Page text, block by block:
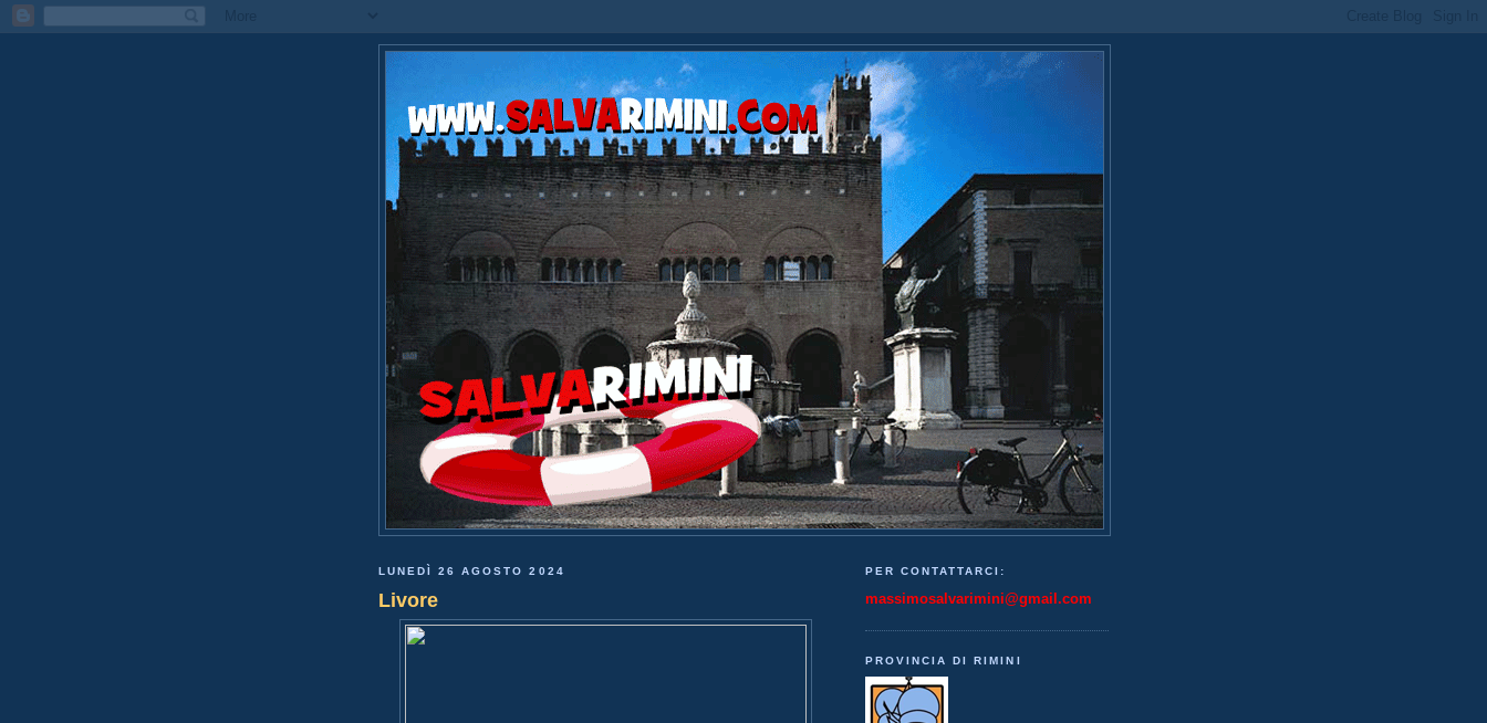
LUNEDÌ 26 AGOSTO 2024
Livore
PER CONTATTARCI:
massimosalvarimini@gmail.com
PROVINCIA DI RIMINI